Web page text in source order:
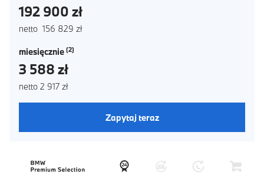
192 900 zł
netto 156 829 zł
miesięcznie
3 588 zł
netto 2 917 zł
Zapytaj teraz